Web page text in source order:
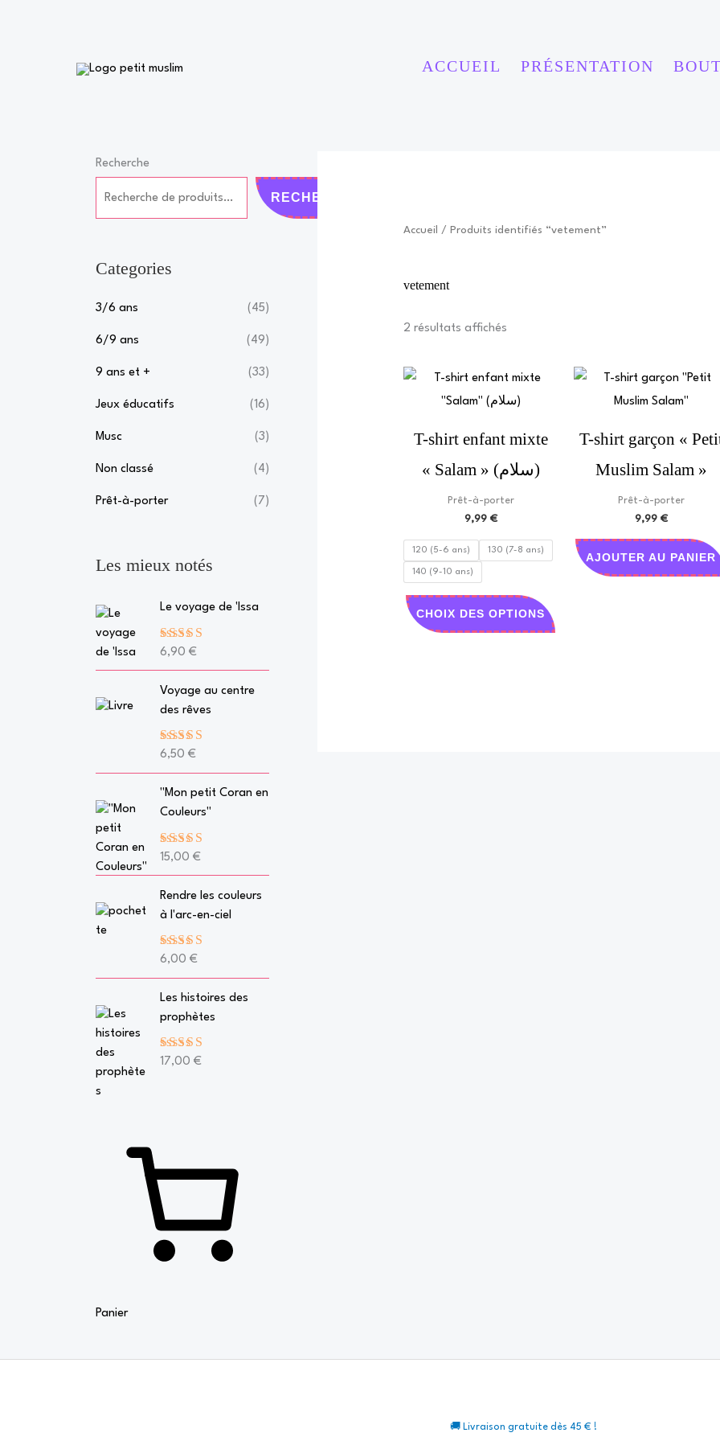
ACCUEIL PRÉSENTATION
Recherche
RECHERCHE
Categories
3/6 ans (45)
6/9 ans (49)
9 ans et + (33)
Jeux éducatifs (16)
Musc (3)
Non classé (4)
Prêt-à-porter (7)
Les mieux notés
Le voyage de 'Issa
Note5.00
6,90 €
Voyage au centre
des rêves
Note
6,50 €
"Mon petit Coran en
Couleurs"
Note5.00
15,00 €
Rendre les couleurs
à l'arc-en-ciel
Note5.00
6,00 €
Les histoires des
prophètes
Note5.00
17,00 €
Panier
Accueil / Produits identifiés “vetement”
vetement
2 résultats affichés
T-shirt enfant mixte
« Salam » (سلام)
Prêt-à-porter
9,99 €
120 (5-6 ans) 130 (7-8 ans)
140 (9-10 ans)
CHOIX DES OPTIONS
plusieurs
variations.
peuvent
la
T-shirt garçon «
Muslim Salam »
Prêt-à-porter
9,99 €
AJOUTER AU PANIER
🚚 Livraison gratuite dès 45 € !